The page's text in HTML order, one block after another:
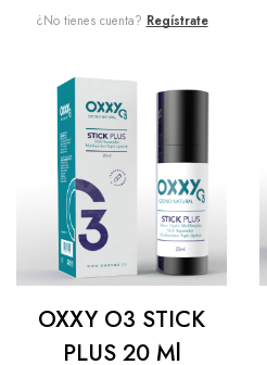
¿No tienes cuenta? Regístrate
OXXY O3 STICK
PLUS 20 Ml